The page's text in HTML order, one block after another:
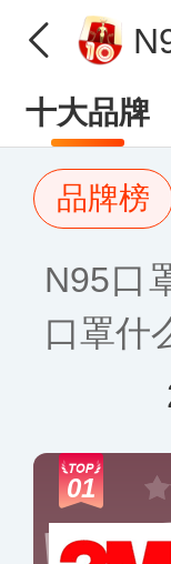
十大品牌
品牌榜
N95口
口罩什
01